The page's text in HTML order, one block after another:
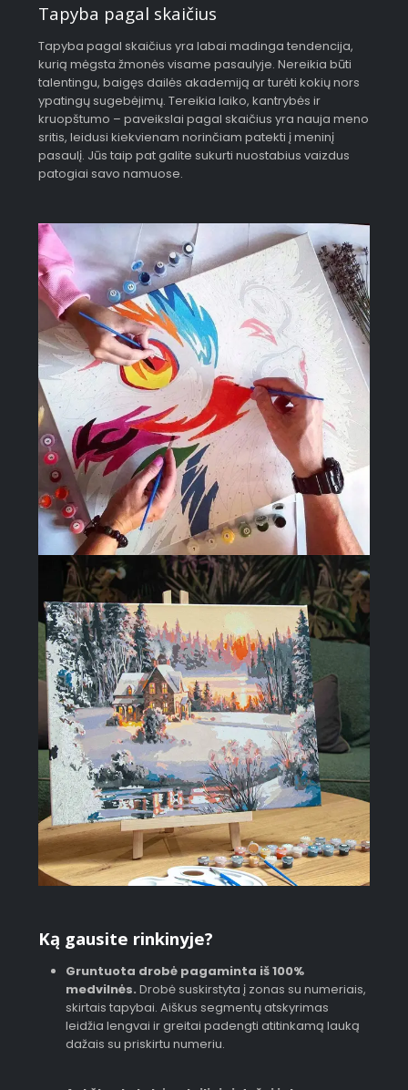
Tapyba pagal skaičius
Tapyba pagal skaičius yra labai madinga tendencija,
kurią mėgsta žmonės visame pasaulyje. Nereikia būti
talentingu, baigęs dailės akademiją ar turėti kokių nors
ypatingų sugebėjimų. Tereikia laiko, kantrybės ir
kruopštumo – paveikslai pagal skaičius yra nauja meno
sritis, leidusi kiekvienam norinčiam patekti į meninį
pasaulį. Jūs taip pat galite sukurti nuostabius vaizdus
patogiai savo namuose.
Ką gausite rinkinyje?
Gruntuota drobė pagaminta iš 100%
medvilnės. Drobė suskirstyta į zonas su numeriais,
skirtais tapybai. Aiškus segmentų atskyrimas
leidžia lengvai ir greitai padengti atitinkamą lauką
dažais su priskirtu numeriu.